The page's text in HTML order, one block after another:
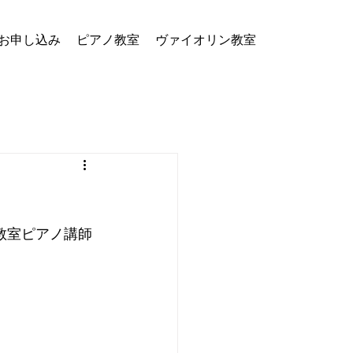
申し込み ピアノ教室 ヴァイオリン教室
室ピアノ講師